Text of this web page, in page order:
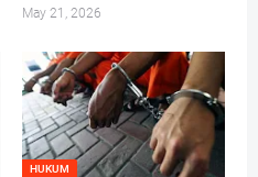
May 21, 2026
HUKUM